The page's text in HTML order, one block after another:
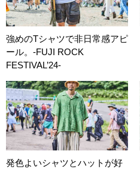
強めのTシャツで非日常感アピ
ール。-FUJI ROCK
FESTIVAL’24-
発色よいシャツとハットが好